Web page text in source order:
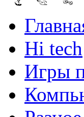
Hi tech
Игры